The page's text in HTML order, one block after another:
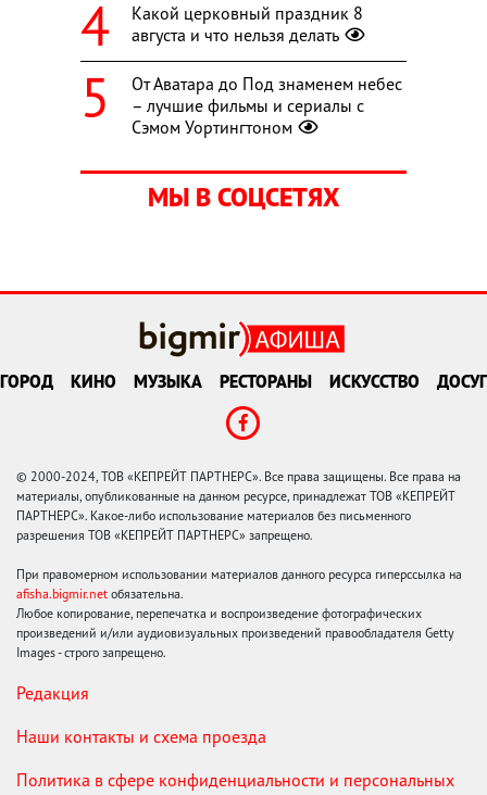
Какой церковный праздник 8
августа и что нельзя делать
От Аватара до Под знаменем небес
– лучшие фильмы и сериалы с
Сэмом Уортингтоном
МЫ В СОЦСЕТЯХ
ГОРОД КИНО МУЗЫКА РЕСТОРАНЫ ИСКУССТВО ДОСУГ
© 2000-2024, ТОВ «КЕПРЕЙТ ПАРТНЕРС». Все права защищены. Все права на
материалы, опубликованные на данном ресурсе, принадлежат ТОВ «КЕПРЕЙТ
ПАРТНЕРС». Какое-либо использование материалов без письменного
разрешения ТОВ «КЕПРЕЙТ ПАРТНЕРС» запрещено.
При правомерном использовании материалов данного ресурса гиперссылка на
afisha.bigmir.net обязательна.
Любое копирование, перепечатка и воспроизведение фотографических
произведений и/или аудиовизуальных произведений правообладателя Getty
Images - строго запрещено.
Редакция
Наши контакты и схема проезда
Политика в сфере конфиденциальности и персональных